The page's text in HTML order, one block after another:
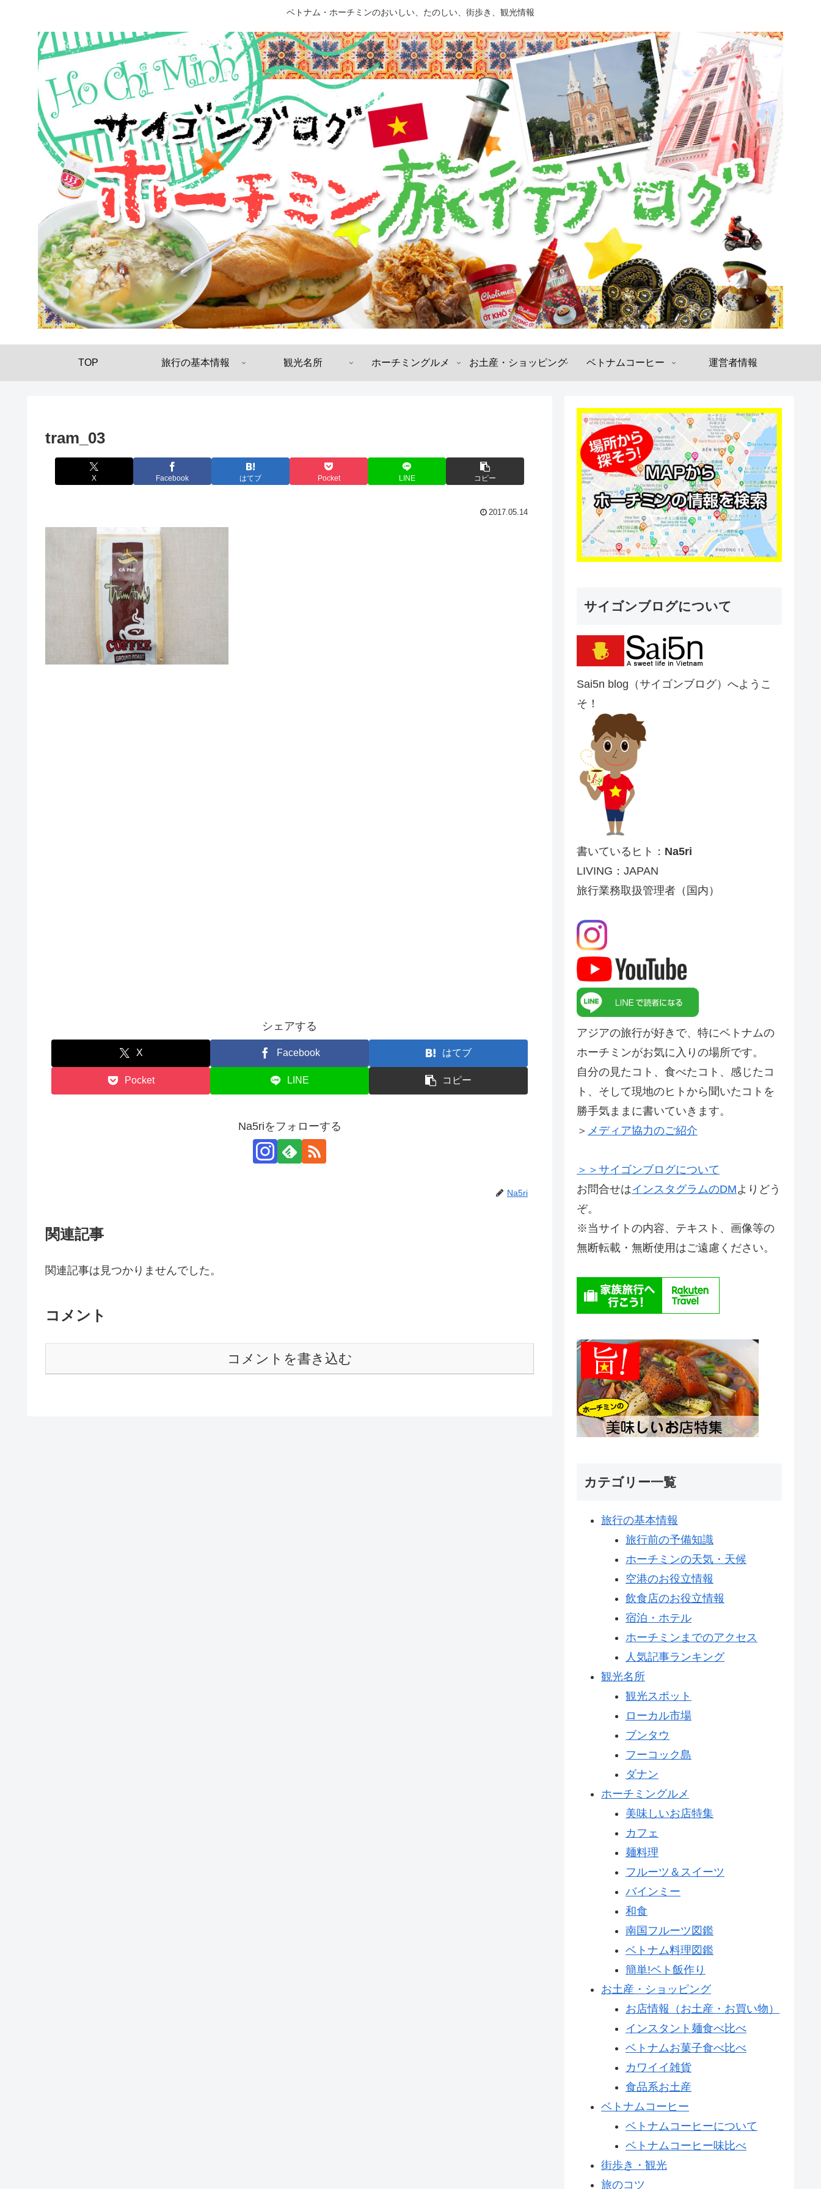
ベトナム・ホーチミンのおいしい、たのしい、街歩き、観光情報
TOP 旅行の基本情報 観光名所 ホーチミングルメ お土産・ショッピング ベトナムコーヒー 運営者情報
tram_03
X Facebook はてブ Pocket LINE コピー
2017.05.14
シェアする
X Facebook はてブ
Pocket LINE コピー
Na5riをフォローする
Na5ri
関連記事
関連記事は見つかりませんでした。
コメント
コメントを書き込む
サイゴンブログについて
Sai5n blog（サイゴンブログ）へようこ
そ！
書いているヒト： Na5ri
LIVING：JAPAN
旅行業務取扱管理者（国内）
アジアの旅行が好きで、特にベトナムの
ホーチミンがお気に入りの場所です。
自分の見たコト、食べたコト、感じたコ
ト、そして現地のヒトから聞いたコトを
勝手気ままに書いていきます。
＞ メディア協力のご紹介
＞＞サイゴンブログについて
お問合せはインスタグラムのDMよりどう
ぞ。
※当サイトの内容、テキスト、画像等の
無断転載・無断使用はご遠慮ください。
カテゴリー一覧
旅行の基本情報
旅行前の予備知識
ホーチミンの天気・天候
空港のお役立情報
飲食店のお役立情報
宿泊・ホテル
ホーチミンまでのアクセス
人気記事ランキング
観光名所
観光スポット
ローカル市場
ブンタウ
フーコック島
ダナン
ホーチミングルメ
美味しいお店特集
カフェ
麺料理
フルーツ＆スイーツ
バインミー
和食
南国フルーツ図鑑
ベトナム料理図鑑
簡単!ベト飯作り
お土産・ショッピング
お店情報（お土産・お買い物）
インスタント麺食べ比べ
ベトナムお菓子食べ比べ
カワイイ雑貨
食品系お土産
ベトナムコーヒー
ベトナムコーヒーについて
ベトナムコーヒー味比べ
街歩き・観光
旅のコツ